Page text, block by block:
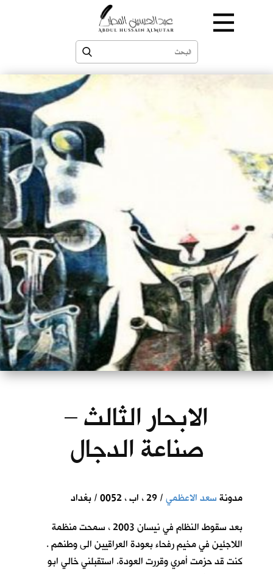
الابحار الثالث –
صناعة الدجال
مدونةسعد الاعظمي/ 29 ، اب ، 0052 / بغداد
بعد سقوط النظام في نيسان 2003 ، سمحت منظمة
اللاجئين في مخيم رفحاء بعودة العراقيين الى وطنهم .
كنت قد حزمت أمري وقررت العودة. استقبلني خالي ابو